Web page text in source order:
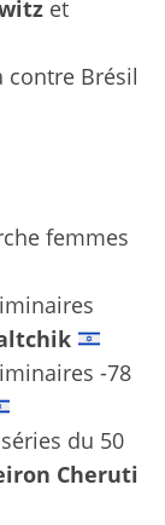
et
contre Brésil
femmes
-78
du 50
Cheruti